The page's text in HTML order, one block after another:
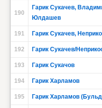
190
Гарик Сукачев,
Юлдашев
191 Гарик Сукачев,
192 Гарик Сукачев/
193 Гарик Сукачов
194 Гарик Харламов
195 Гарик Харламов